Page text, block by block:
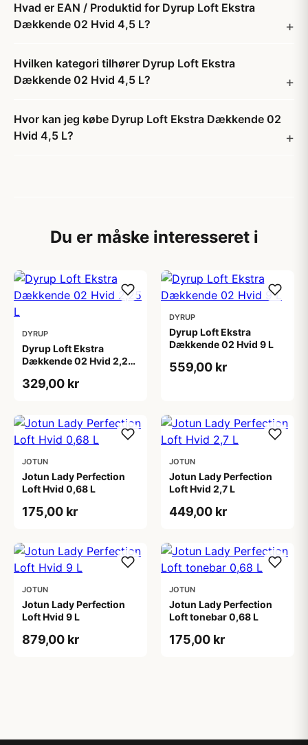
Hvad er EAN / Produktid for Dyrup Loft Ekstra
Dækkende 02 Hvid 4,5 L?
Hvilken kategori tilhører Dyrup Loft Ekstra
Dækkende 02 Hvid 4,5 L?
Hvor kan jeg købe Dyrup Loft Ekstra Dækkende 02
Hvid 4,5 L?
Du er måske interesseret i
DYRUP
Dyrup Loft Ekstra
Dækkende 02 Hvid 2,25
329,00 kr
DYRUP
Dyrup Loft Ekstra
Dækkende 02 Hvid 9 L
559,00 kr
JOTUN
Jotun Lady Perfection
Loft Hvid 0,68 L
175,00 kr
JOTUN
Jotun Lady Perfection
Loft Hvid 2,7 L
449,00 kr
JOTUN
Jotun Lady Perfection
Loft Hvid 9 L
879,00 kr
JOTUN
Jotun Lady Perfection
Loft tonebar 0,68 L
175,00 kr